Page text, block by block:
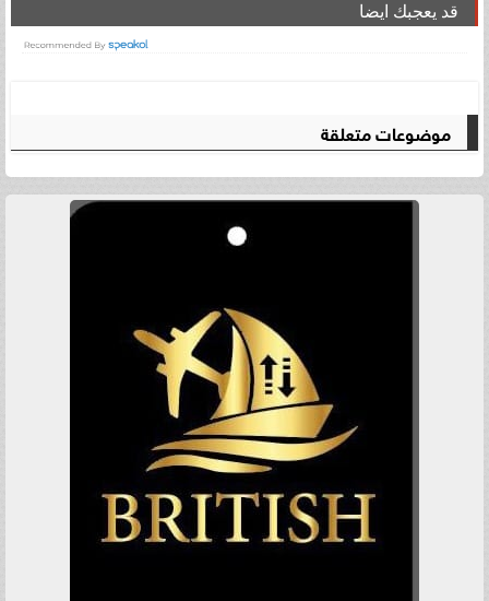
قد يعجبك ايضا
موضوعات متعلقة